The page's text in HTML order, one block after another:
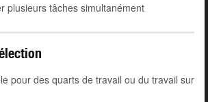
plusieurs tâches simultanément
pour des quarts de travail ou du travail sur